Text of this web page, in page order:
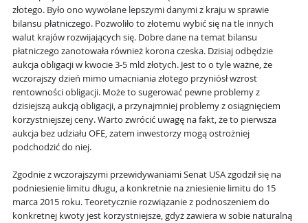
złotego. Było ono wywołane lepszymi danymi z kraju w sprawie
bilansu płatniczego. Pozwoliło to złotemu wybić się na tle innych
walut krajów rozwijających się. Dobre dane na temat bilansu
płatniczego zanotowała również korona czeska. Dzisiaj odbędzie
aukcja obligacji w kwocie 3-5 mld złotych. Jest to o tyle ważne, że
wczorajszy dzień mimo umacniania złotego przyniósł wzrost
rentowności obligacji. Może to sugerować pewne problemy z
dzisiejszą aukcją obligacji, a przynajmniej problemy z osiągnięciem
korzystniejszej ceny. Warto zwrócić uwagę na fakt, że to pierwsza
aukcja bez udziału OFE, zatem inwestorzy mogą ostrożniej
podchodzić do niej.
Zgodnie z wczorajszymi przewidywaniami Senat USA zgodził się na
podniesienie limitu długu, a konkretnie na zniesienie limitu do 15
marca 2015 roku. Teoretycznie rozwiązanie z podnoszeniem do
konkretnej kwoty jest korzystniejsze, gdyż zawiera w sobie naturalną